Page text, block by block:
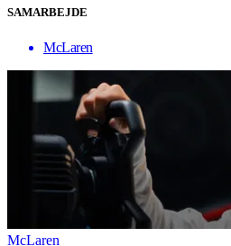
SAMARBEJDE
McLaren
McLaren